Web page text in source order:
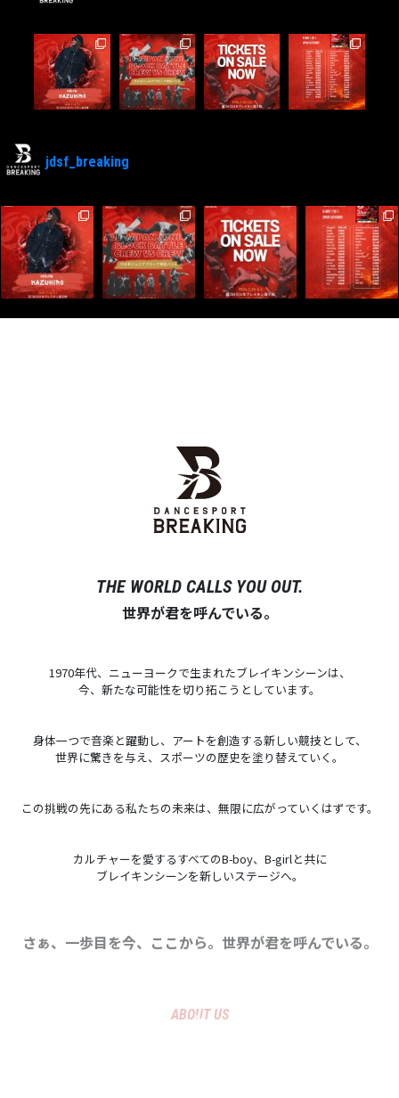
jdsf_breaking
THE WORLD CALLS YOU OUT.
世界が君を呼んでいる。
1970年代、ニューヨークで生まれたブレイキンシーンは、
今、新たな可能性を切り拓こうとしています。
身体一つで音楽と躍動し、アートを創造する新しい競技として、
世界に驚きを与え、スポーツの歴史を塗り替えていく。
この挑戦の先にある私たちの未来は、無限に広がっていくはずです。
カルチャーを愛するすべてのB-boy、B-girlと共に
ブレイキンシーンを新しいステージへ。
さぁ、一歩目を今、ここから。世界が君を呼んでいる。